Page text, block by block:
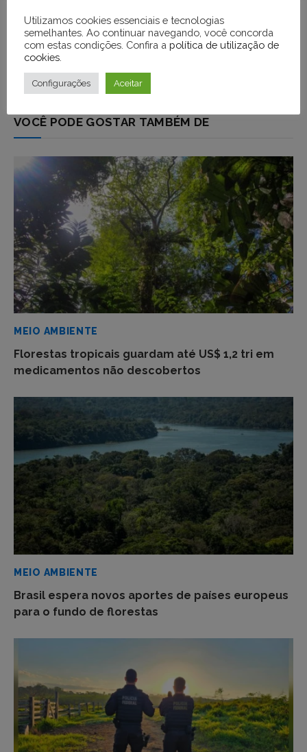
VOCÊ PODE GOSTAR TAMBÉM DE
MEIO AMBIENTE
Florestas tropicais guardam até US$ 1,2 tri em
medicamentos não descobertos
MEIO AMBIENTE
Brasil espera novos aportes de países europeus
para o fundo de florestas
Utilizamos cookies essenciais e tecnologias
semelhantes. Ao continuar navegando, você concorda
com estas condições. Confira a política de utilização de
cookies
Configurações Aceitar